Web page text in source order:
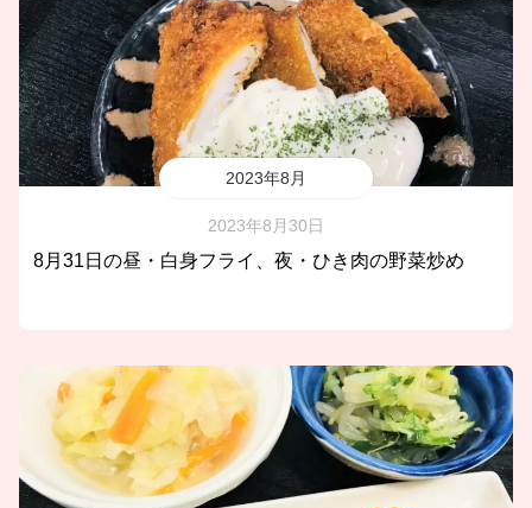
2023年8月
2023年8月30日
8月31日の昼・白身フライ、夜・ひき肉の野菜炒め